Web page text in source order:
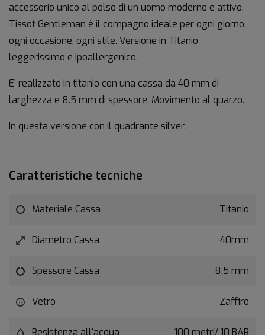
accessorio unico al polso di un uomo moderno e attivo,
Tissot Gentleman è il compagno ideale per ogni giorno,
ogni occasione, ogni stile. Versione in Titanio
leggerissimo e ipoallergenico.
E' realizzato in titanio con una cassa da 40 mm di
larghezza e 8.5 mm di spessore. Movimento al quarzo.
In questa versione con il quadrante silver.
Caratteristiche tecniche
Materiale Cassa Titanio
Diametro Cassa 40mm
Spessore Cassa 8,5 mm
Vetro Zaffiro
Resistenza all'acqua 100 metri/ 10 BAR